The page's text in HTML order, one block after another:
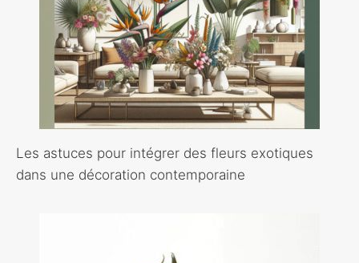
Les astuces pour intégrer des fleurs exotiques
dans une décoration contemporaine